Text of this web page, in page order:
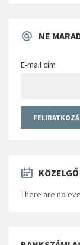
NE
E-mail cím
There are no